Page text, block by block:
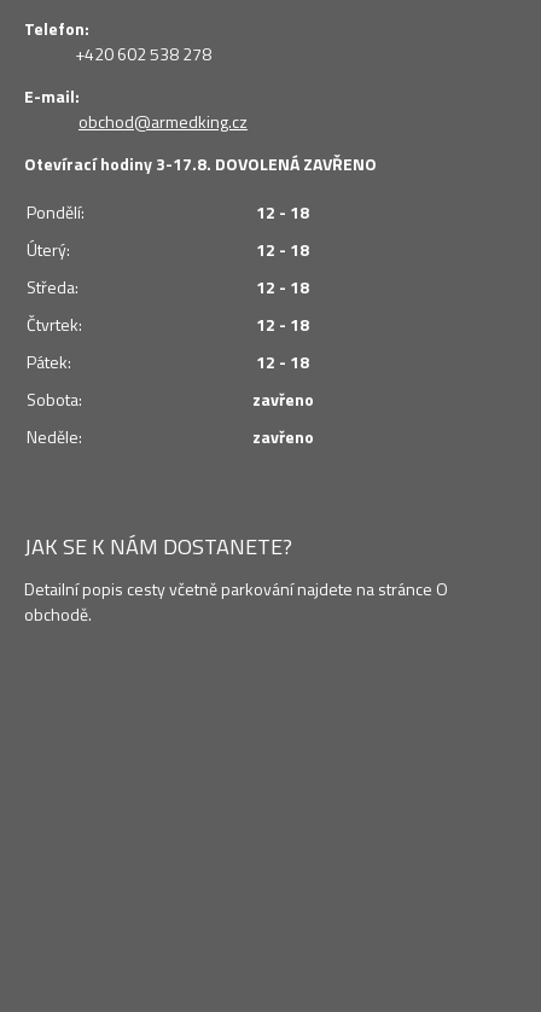
Telefon:
+420 602 538 278
E-mail:
obchod@armedking.cz
Otevírací hodiny 3-17.8. DOVOLENÁ ZAVŘENO
Pondělí:
12 - 18
Úterý:
12 - 18
Středa:
12 - 18
Čtvrtek:
12 - 18
Pátek:
12 - 18
Sobota:
zavřeno
Neděle:
zavřeno
JAK SE K NÁM DOSTANETE?
Detailní popis cesty včetně parkování najdete na stránce O
obchodě.